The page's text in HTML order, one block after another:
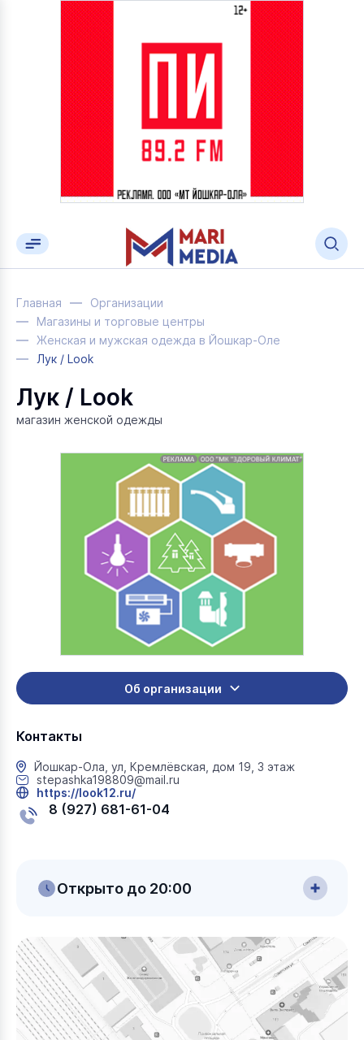
Главная
Организации
Магазины и торговые центры
Женская и мужская одежда в Йошкар-Оле
Лук / Look
Лук / Look
магазин женской одежды
Об организации
Контакты
Йошкар-Ола, ул, Кремлёвская, дом 19, 3 этаж
stepashka198809@mail.ru
https://look12.ru/
8 (927) 681-61-04
Открыто до 20:00